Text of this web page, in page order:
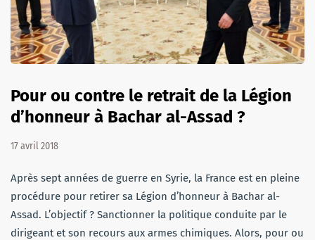
Pour ou contre le retrait de la Légion
d’honneur à Bachar al-Assad ?
17 avril 2018
Après sept années de guerre en Syrie, la France est en pleine
procédure pour retirer sa Légion d’honneur à Bachar al-
Assad. L’objectif ? Sanctionner la politique conduite par le
dirigeant et son recours aux armes chimiques. Alors, pour ou